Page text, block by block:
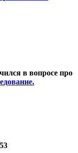
в вопросе про